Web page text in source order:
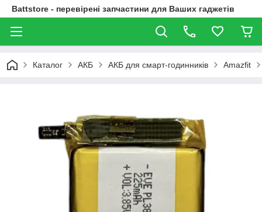
Battstore - перевірені запчастини для Ваших гаджетів
Каталог АКБ АКБ для смарт-годинників Amazfit